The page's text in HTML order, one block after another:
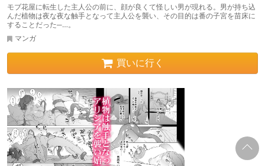
モブ花屋に転生した主人公の前に、顔が良くて怪しい男が現れる。男が持ち込
んだ植物は夜な夜な触手となって主人公を襲い、その目的は番の子宮を苗床に
することだった─…。
マンガ
買いに行く